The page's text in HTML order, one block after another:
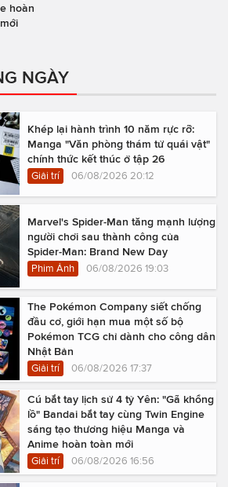
hoàn
NGÀY
Khép lại hành trình 10 năm rực rỡ:
Manga "Văn phòng thám tử quái vật"
chính thức kết thúc ở tập 26
Giải trí 06/08/2026 20:12
Marvel's Spider-Man tăng mạnh lượng
người chơi sau thành công của
Spider-Man: Brand New Day
Phim Ảnh 06/08/2026 19:03
The Pokémon Company siết chống
đầu cơ, giới hạn mua một số bộ
Pokémon TCG chỉ dành cho công dân
Nhật Bản
Giải trí 06/08/2026 17:37
Cú bắt tay lịch sử 4 tỷ Yên: "Gã khổng
lồ" Bandai bắt tay cùng Twin Engine
sáng tạo thương hiệu Manga và
Anime hoàn toàn mới
Giải trí 06/08/2026 16:56